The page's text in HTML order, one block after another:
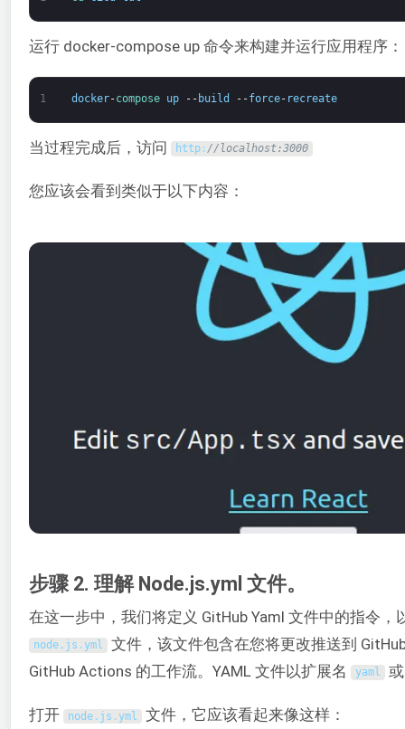
运行 docker-compose up 命令来构建并运行应用程序：
1 docker-compose up -- build --force- recreate
当过程完成后，访问 http: //localhost:3000
您应该会看到类似于以下内容：
步骤 2. 理解 Node.js.yml 文件。
在这一步中，我们将定义 GitHub Yaml 文件中的指令
node. js .yml 文件，该文件包含在您将更改推送到
GitHub Actions 的工作流。YAML 文件以扩展名
yaml
打开 node. js .yml 文件，它应该看起来像这样：